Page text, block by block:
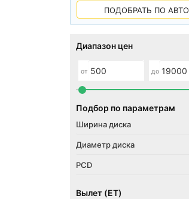
ПОДОБРАТЬ ПО АВТО
Диапазон цен
от до
Подбор по параметрам
Вылет (ET)